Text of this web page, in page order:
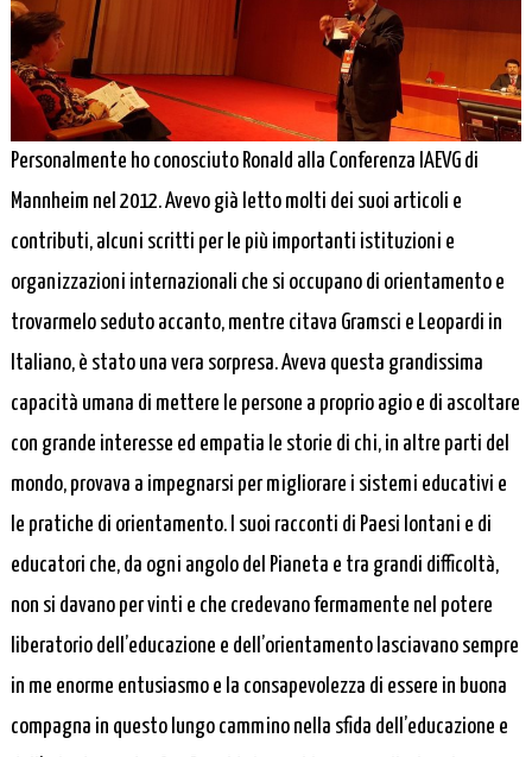
Personalmente ho conosciuto Ronald alla Conferenza IAEVG di
Mannheim nel 2012. Avevo già letto molti dei suoi articoli e
contributi, alcuni scritti per le più importanti istituzioni e
organizzazioni internazionali che si occupano di orientamento e
trovarmelo seduto accanto, mentre citava Gramsci e Leopardi in
Italiano, è stato una vera sorpresa. Aveva questa grandissima
capacità umana di mettere le persone a proprio agio e di ascoltare
con grande interesse ed empatia le storie di chi, in altre parti del
mondo, provava a impegnarsi per migliorare i sistemi educativi e
le pratiche di orientamento. I suoi racconti di Paesi lontani e di
educatori che, da ogni angolo del Pianeta e tra grandi difficoltà,
non si davano per vinti e che credevano fermamente nel potere
liberatorio dell’educazione e dell’orientamento lasciavano sempre
in me enorme entusiasmo e la consapevolezza di essere in buona
compagna in questo lungo cammino nella sfida dell’educazione e